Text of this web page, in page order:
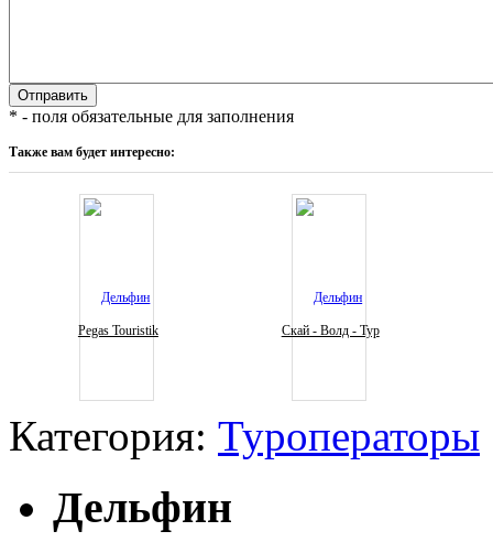
* - поля обязательные для заполнения
Также вам будет интересно:
Pegas Touristik Скай - Волд - Тур
Категория: Туроператоры
Дельфин